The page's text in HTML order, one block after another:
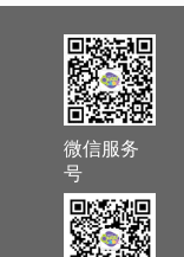
微信服务
号